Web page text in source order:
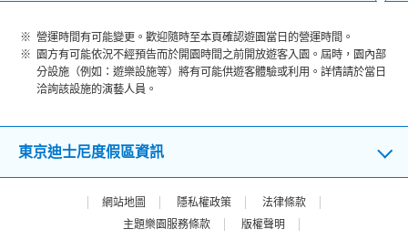
營運時間有可能變更。歡迎隨時至本頁確認遊園當日的營運時間。
園方有可能依況不經預告而於開園時間之前開放遊客入園。屆時，園內部
分設施（例如：遊樂設施等）將有可能供遊客體驗或利用。詳情請於當日
洽詢該設施的演藝人員。
東京迪士尼度假區資訊
網站地圖 隱私權政策
法律條款
主題樂園服務條款
版權聲明